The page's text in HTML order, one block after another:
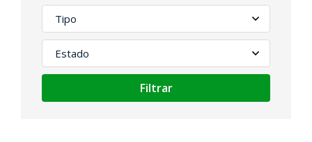
Filtrar